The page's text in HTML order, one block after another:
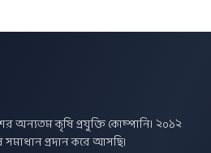
অন্যতম কৃষি প্রযুক্তি কোম্পানি। ২০১২
প্রদান করে আসছি।